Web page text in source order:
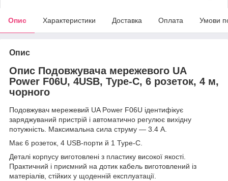
Опис Характеристики Доставка Оплата Умови
Опис
Опис Подовжувача мережевого UA
Power F06U, 4USB, Type-C, 6 розеток, 4 м,
чорного
Подовжувач мережевий UA Power F06U ідентифікує
заряджуваний пристрій і автоматично регулює вихідну
потужність. Максимальна сила струму — 3.4 А.
Має 6 розеток, 4 USB-порти й 1 Type-C.
Деталі корпусу виготовлені з пластику високої якості.
Практичний і приємний на дотик кабель виготовлений із
матеріалів, стійких у щоденній експлуатації.